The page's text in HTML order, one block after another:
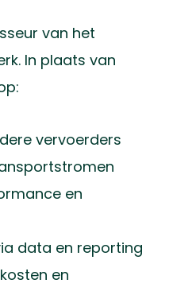
van het
In plaats van
vervoerders
en
data en reporting
en